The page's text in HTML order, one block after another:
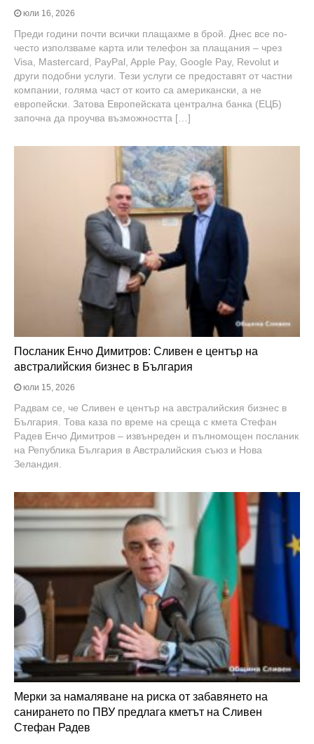
юли 16, 2026
Преди години почти всички плащахме в брой. Днес все по-
често използваме карта или телефон за плащания – чрез
Visa, Mastercard, PayPal, Apple Pay, Google Pay, Revolut и
други подобни услуги. Тези услуги се предоставят от частни
компании, голяма част от които са американски, а не
европейски. Затова Европейската централна банка (ЕЦБ)
започна да проучва възможността […]
Посланик Енчо Димитров: Сливен е център на
австралийския бизнес в България
юли 15, 2026
Радвам се, че Сливен е център на австралийския бизнес в
България. Това каза по време на среща с кмета Стефан
Радев Енчо Димитров – извънреден и пълномощен посланик
на Република България в Австралийския съюз и Нова
Зеландия.
Мерки за намаляване на риска от забавянето на
санирането по ПВУ предлага кметът на Сливен
Стефан Радев